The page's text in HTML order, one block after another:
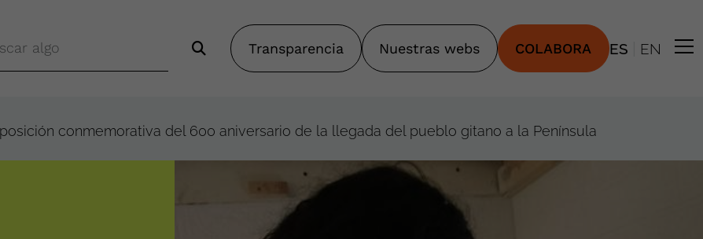
Transparencia Nuestras webs COLABORA ES EN
conmemorativa del 600 aniversario de la llegada del pueblo gitano a la Península